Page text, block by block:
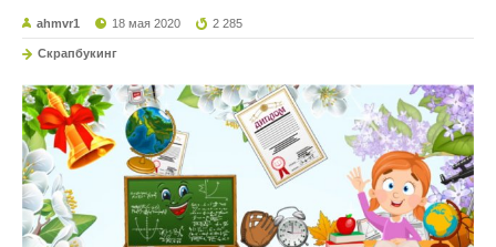
ahmvr1 18 мая 2020 2 285
Скрапбукинг